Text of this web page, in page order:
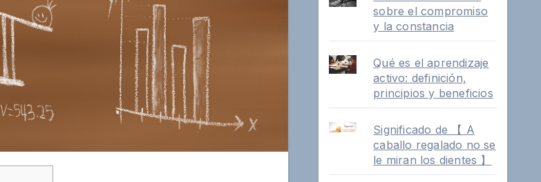
sobre el compromiso
y la constancia
Qué es el aprendizaje
activo: definición,
principios y beneficios
Significado de 【 A
caballo regalado no se
le miran los dientes 】